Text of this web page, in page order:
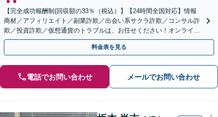
【完全成功報酬制(回収額の33％（税込）】【24時間全国対応】情報
商材／アフィリエイト／副業詐欺／出会い系サクラ詐欺／コンサル詐
欺／投資詐欺／仮想通貨のトラブルは、お任せください！オンライン
のみで解決も可能！
料金表を見る
電話でお問い合わせ メールでお問い合わせ